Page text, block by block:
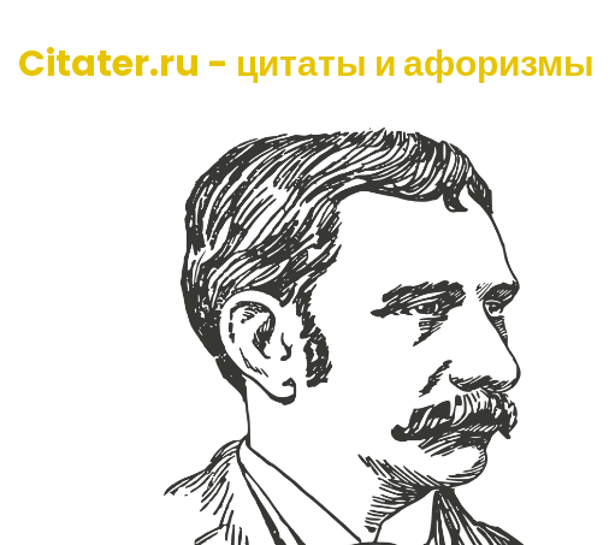
Citater.ru - цитаты и афоризмы